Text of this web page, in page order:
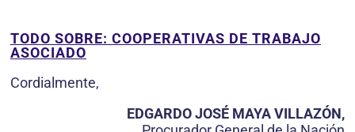
TODO SOBRE: COOPERATIVAS DE TRABAJO
ASOCIADO
Cordialmente,
EDGARDO JOSÉ MAYA VILLAZÓN,